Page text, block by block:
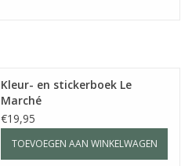
Kleur- en stickerboek Le
Marché
€19,95
TOEVOEGEN AAN WINKELWAGEN